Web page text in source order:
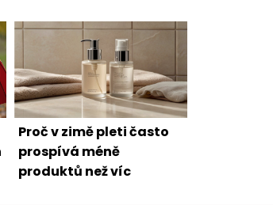
Proč v zimě pleti často
prospívá méně
produktů než víc